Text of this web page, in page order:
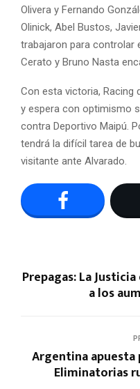
Olivera y Fernando
Olinick, Abel Bustos,
trabajaron para controlar
Cerato y Bruno Nasta
Con esta victoria, Racing
y espera con optimismo
contra Deportivo Maipú.
tendrá la difícil tarea de
visitante ante Alvarado.
Prepagas: La
a los
Argentina apuesta
Eliminatorias